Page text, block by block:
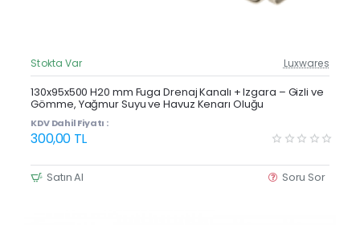
Güncel Fiyat
Yeni Ürün
Stokta Var Luxwares
130x95x500 H20 mm Fuga Drenaj Kanalı + Izgara – Gizli ve
Gömme, Yağmur Suyu ve Havuz Kenarı Oluğu
KDV Dahil Fiyatı :
300,00 TL
Satın Al Soru Sor